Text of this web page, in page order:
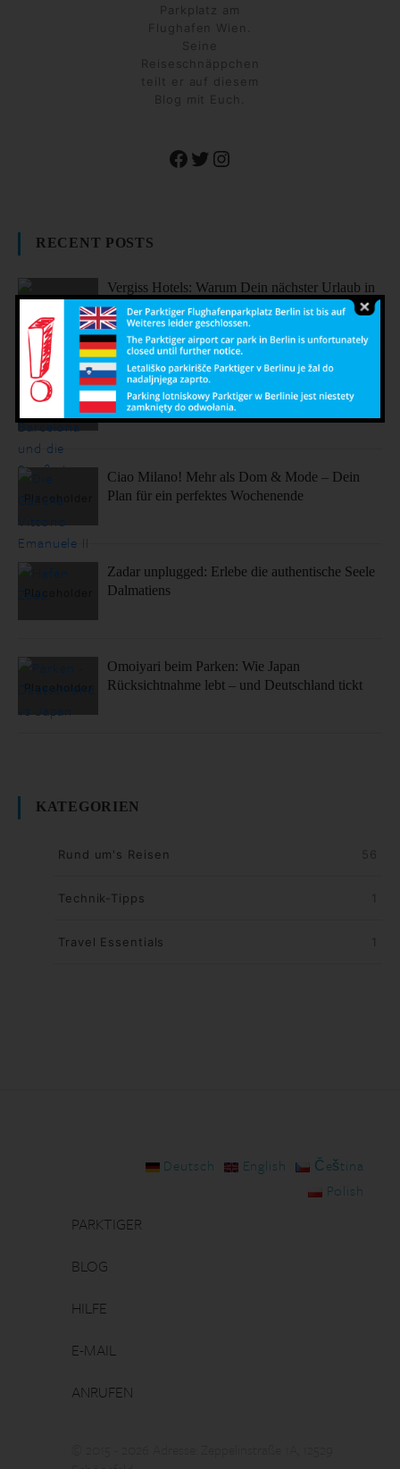
Parkplatz am
Flughafen Wien.
Seine
Reiseschnäppchen
teilt er auf diesem
Blog mit Euch.
Facebook
TwitterInstagram
RECENT POSTS
Vergiss Hotels: Warum Dein nächster Urlaub in
einem dieser coolen Airbnbs stattfinden sollte.
Sonne, Stil, Sehenswürdigkeiten – So fühlt sich
Barcelona an
Ciao Milano! Mehr als Dom & Mode – Dein
Plan für ein perfektes Wochenende
Zadar unplugged: Erlebe die authentische Seele
Dalmatiens
Omoiyari beim Parken: Wie Japan
Rücksichtnahme lebt – und Deutschland tickt
KATEGORIEN
Rund um's Reisen 56
Technik-Tipps 1
Travel Essentials 1
Deutsch English
Čeština
Polish
PARKTIGER
BLOG
HILFE
E-MAIL
ANRUFEN